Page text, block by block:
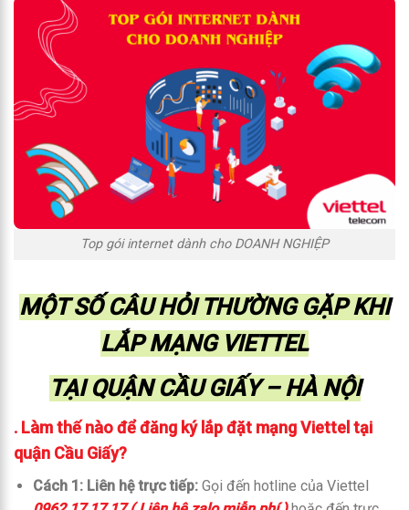
Top gói internet dành cho DOANH NGHIỆP
MỘT SỐ CÂU HỎI THƯỜNG GẶP KHI
LẮP MẠNG VIETTEL
TẠI QUẬN CẦU GIẤY – HÀ NỘI
. Làm thế nào để đăng ký lắp đặt mạng Viettel tại
quận Cầu Giấy?
Cách 1: Liên hệ trực tiếp:Gọi đến hotline của Viettel